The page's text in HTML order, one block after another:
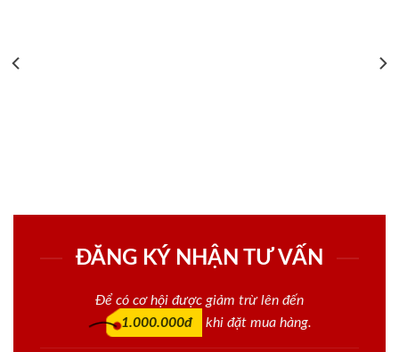
ĐĂNG KÝ NHẬN TƯ VẤN
Để có cơ hội được giảm trừ lên đến
1.000.000đ
khi đặt mua hàng.